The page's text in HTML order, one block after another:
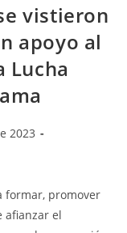
vistieron
apoyo al
Lucha
2023
formar, promover
afianzar el